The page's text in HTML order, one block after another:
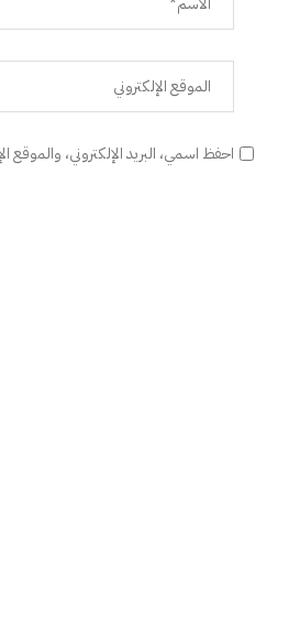
احفظ اسمي، البريد الإلكتروني، والموقع